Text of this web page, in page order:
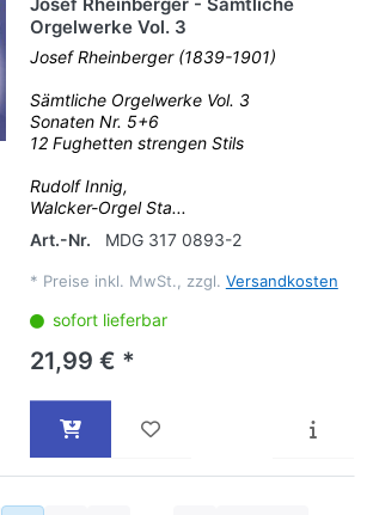
Orgelwerke Vol. 3
Josef Rheinberger (1839-1901)
Sämtliche Orgelwerke Vol. 3
Sonaten Nr. 5+6
12 Fughetten strengen Stils
Rudolf Innig,
Walcker-Orgel Sta...
Art.-Nr.
MDG 317 0893-2
* Preise inkl. MwSt., zzgl. Versandkosten
sofort lieferbar
21,99 € *